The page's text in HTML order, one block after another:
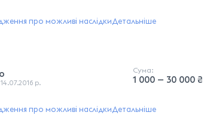
про можливі наслідкиДетальніше
р.
Сума:
1 000 — 30 000 ₴
про можливі наслідкиДетальніше